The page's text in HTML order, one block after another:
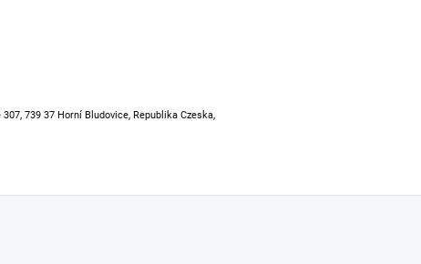
739 37 Horní Bludovice, Republika Czeska,